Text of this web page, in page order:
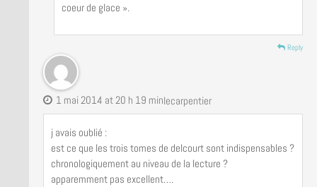
coeur de glace ».
Reply
lecarpentier
1 mai 2014 at 20 h 19 min
j avais oublié :
est ce que les trois tomes de delcourt sont indispensables ?
chronologiquement au niveau de la lecture ?
apparemment pas excellent….